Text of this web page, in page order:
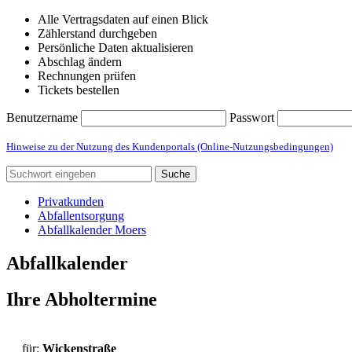
Alle Vertragsdaten auf einen Blick
Zählerstand durchgeben
Persönliche Daten aktualisieren
Abschlag ändern
Rechnungen prüfen
Tickets bestellen
Benutzername Passwort
Hinweise zu der Nutzung des Kundenportals (Online-Nutzungsbedingungen)
Suche
Privatkunden
Abfallentsorgung
Abfallkalender Moers
Abfallkalender
Ihre Abholtermine
für: Wickenstraße